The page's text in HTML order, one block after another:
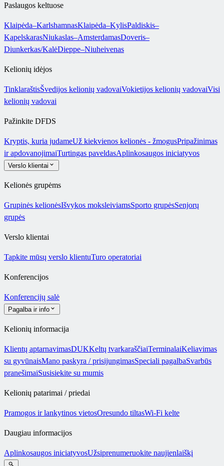
Paslaugos keltuose
Klaipėda–KarlshamnasKlaipėda–KylisPaldiskis–
KapelskarasNiukaslas–AmsterdamasDoveris–
Diunkerkas/KalėDieppe–Niuheivenas
Kelionių idėjos
TinklaraštisŠvedijos kelionių vadovaiVokietijos kelionių vadovaiVisi
kelionių vadovai
Pažinkite DFDS
Kryptis, kuria judameUž kiekvienos kelionės - žmogusPripažinimas
ir apdovanojimaiTurtingas paveldasAplinkosaugos iniciatyvos
Verslo klientai
Kelionės grupėms
Grupinės kelionėsIšvykos moksleiviamsSporto grupėsSenjorų
grupės
Verslo klientai
Tapkite mūsų verslo klientuTuro operatoriai
Konferencijos
Konferencijų salė
Pagalba ir info
Kelionių informacija
Klientų aptarnavimasDUKKeltų tvarkaraščiaiTerminalaiKeliavimas
su gyvūnaisMano paskyra / prisijungimasSpeciali pagalbaSvarbūs
pranešimaiSusisiekite su mumis
Kelionių patarimai / priedai
Pramogos ir lankytinos vietosOresundo tiltasWi-Fi kelte
Daugiau informacijos
Aplinkosaugos iniciatyvosUžsiprenumeruokite naujienlaiškį